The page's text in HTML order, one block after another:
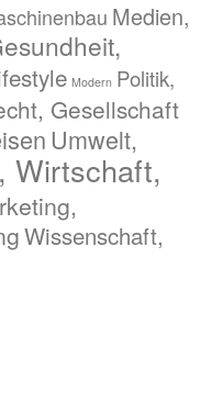
Medien,
Modern Politik,
Gesellschaft
Umwelt,
Wirtschaft,
Wissenschaft,